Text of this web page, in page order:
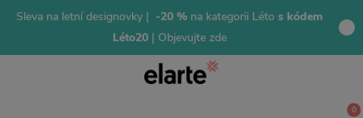
Sleva na letní designovky | -20 % na kategorii Léto s kódem
Léto20 | Objevujte zde
0